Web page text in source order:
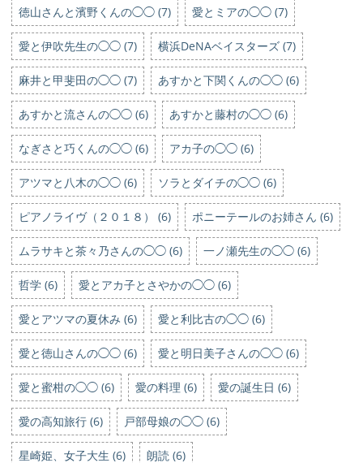
徳山さんと濱野くんの◯◯ (7) 愛とミアの◯◯ (7)
愛と伊吹先生の◯◯ (7) 横浜DeNAベイスターズ (7)
麻井と甲斐田の◯◯ (7) あすかと下関くんの◯◯ (6)
あすかと流さんの◯◯ (6) あすかと藤村の◯◯ (6)
なぎさと巧くんの◯◯ (6) アカ子の◯◯ (6)
アツマと八木の◯◯ (6) ソラとダイチの◯◯ (6)
ピアノライヴ（２０１８） (6) ポニーテールのお姉さん (6)
ムラサキと茶々乃さんの◯◯ (6) 一ノ瀬先生の◯◯ (6)
哲学 (6) 愛とアカ子とさやかの◯◯ (6)
愛とアツマの夏休み (6) 愛と利比古の◯◯ (6)
愛と徳山さんの◯◯ (6) 愛と明日美子さんの◯◯ (6)
愛と蜜柑の◯◯ (6) 愛の料理 (6) 愛の誕生日 (6)
愛の高知旅行 (6) 戸部母娘の◯◯ (6)
星崎姫、女子大生 (6) 朗読 (6)